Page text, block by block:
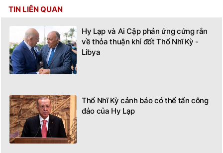
TIN LIÊN QUAN
Hy Lạp và Ai Cập phản ứng cứng rắn
về thỏa thuận khí đốt Thổ Nhĩ Kỳ -
Libya
Thổ Nhĩ Kỳ cảnh báo có thể tấn công
đảo của Hy Lạp